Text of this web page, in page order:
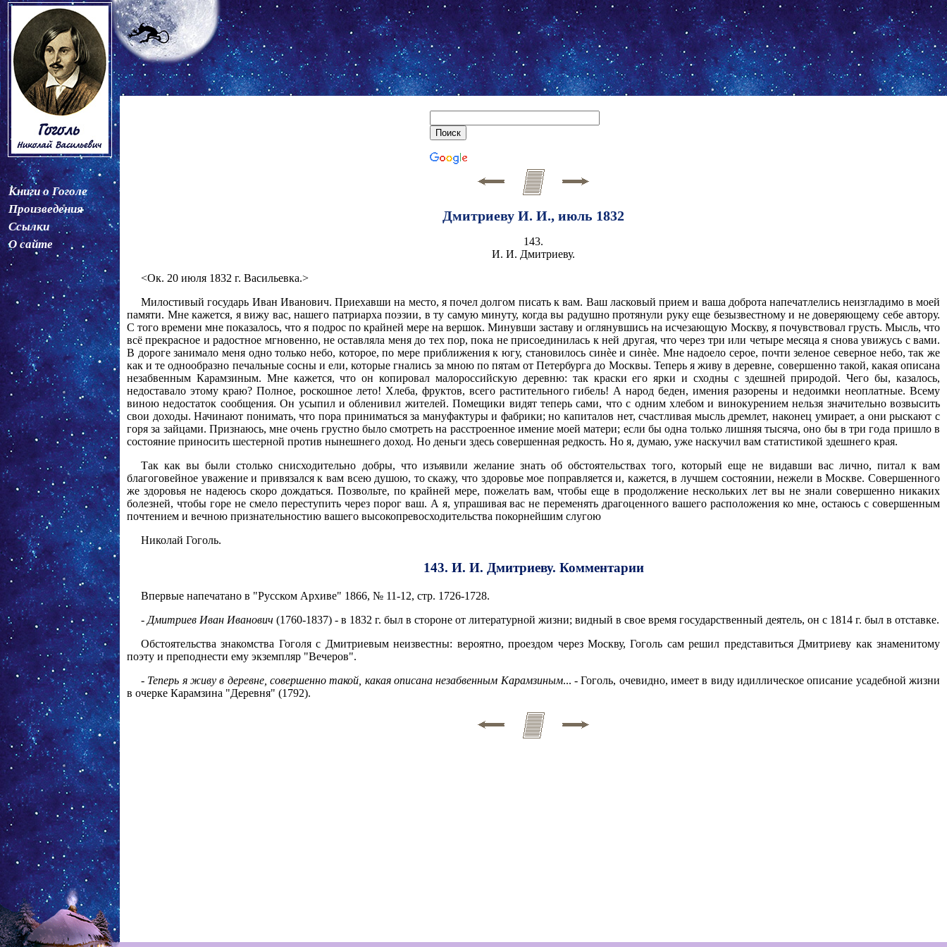
Книги о Гоголе
Произведения
Ссылки
О сайте
Дмитриеву И. И., июль 1832
143.
И. И. Дмитриеву.
<Ок. 20 июля 1832 г. Васильевка.>
Милостивый государь Иван Иванович. Приехавши на место, я почел долгом писать к вам. Ваш ласковый прием и ваша доброта напечатлелись неизгладимо в моей
памяти. Мне кажется, я вижу вас, нашего патриарха поэзии, в ту самую минуту, когда вы радушно протянули руку еще безызвестному и не доверяющему себе автору.
С того времени мне показалось, что я подрос по крайней мере на вершок. Минувши заставу и оглянувшись на исчезающую Москву, я почувствовал грусть. Мысль, что
всё прекрасное и радостное мгновенно, не оставляла меня до тех пор, пока не присоединилась к ней другая, что через три или четыре месяца я снова увижусь с вами.
В дороге занимало меня одно только небо, которое, по мере приближения к югу, становилось синèе и синèе. Мне надоело серое, почти зеленое северное небо, так же
как и те однообразно печальные сосны и ели, которые гнались за мною по пятам от Петербурга до Москвы. Теперь я живу в деревне, совершенно такой, какая описана
незабвенным Карамзиным. Мне кажется, что он копировал малороссийскую деревню: так краски его ярки и сходны с здешней природой. Чего бы, казалось,
недоставало этому краю? Полное, роскошное лето! Хлеба, фруктов, всего растительного гибель! А народ беден, имения разорены и недоимки неоплатные. Всему
виною недостаток сообщения. Он усыпил и обленивил жителей. Помещики видят теперь сами, что с одним хлебом и винокурением нельзя значительно возвысить
свои доходы. Начинают понимать, что пора приниматься за мануфактуры и фабрики; но капиталов нет, счастливая мысль дремлет, наконец умирает, а они рыскают с
горя за зайцами. Признаюсь, мне очень грустно было смотреть на расстроенное имение моей матери; если бы одна только лишняя тысяча, оно бы в три года пришло в
состояние приносить шестерной против нынешнего доход. Но деньги здесь совершенная редкость. Но я, думаю, уже наскучил вам статистикой здешнего края.
Так как вы были столько снисходительно добры, что изъявили желание знать об обстоятельствах того, который еще не видавши вас лично, питал к вам
благоговейное уважение и привязался к вам всею душою, то скажу, что здоровье мое поправляется и, кажется, в лучшем состоянии, нежели в Москве. Совершенного
же здоровья не надеюсь скоро дождаться. Позвольте, по крайней мере, пожелать вам, чтобы еще в продолжение нескольких лет вы не знали совершенно никаких
болезней, чтобы горе не смело переступить через порог ваш. А я, упрашивая вас не переменять драгоценного вашего расположения ко мне, остаюсь с совершенным
почтением и вечною признательностию вашего высокопревосходительства покорнейшим слугою
Николай Гоголь.
143. И. И. Дмитриеву. Комментарии
Впервые напечатано в "Русском Архиве" 1866, № 11-12, стр. 1726-1728.
- Дмитриев Иван Иванович (1760-1837) - в 1832 г. был в стороне от литературной жизни; видный в свое время государственный деятель, он с 1814 г. был в отставке.
Обстоятельства знакомства Гоголя с Дмитриевым неизвестны: вероятно, проездом через Москву, Гоголь сам решил представиться Дмитриеву как знаменитому
поэту и преподнести ему экземпляр "Вечеров".
- Теперь я живу в деревне, совершенно такой, какая описана незабвенным Карамзиным... - Гоголь, очевидно, имеет в виду идиллическое описание усадебной жизни
в очерке Карамзина "Деревня" (1792).